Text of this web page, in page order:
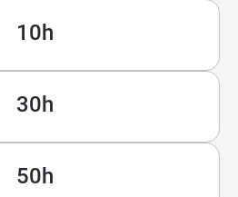
10h
30h
50h